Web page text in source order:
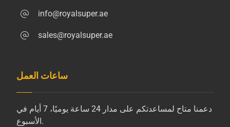
info@royalsuper.ae
sales@royalsuper.ae
ساعات العمل
دعمنا متاح لمساعدتكم على مدار 24 ساعة يوميًا، 7 أيام في
الأسبوع.